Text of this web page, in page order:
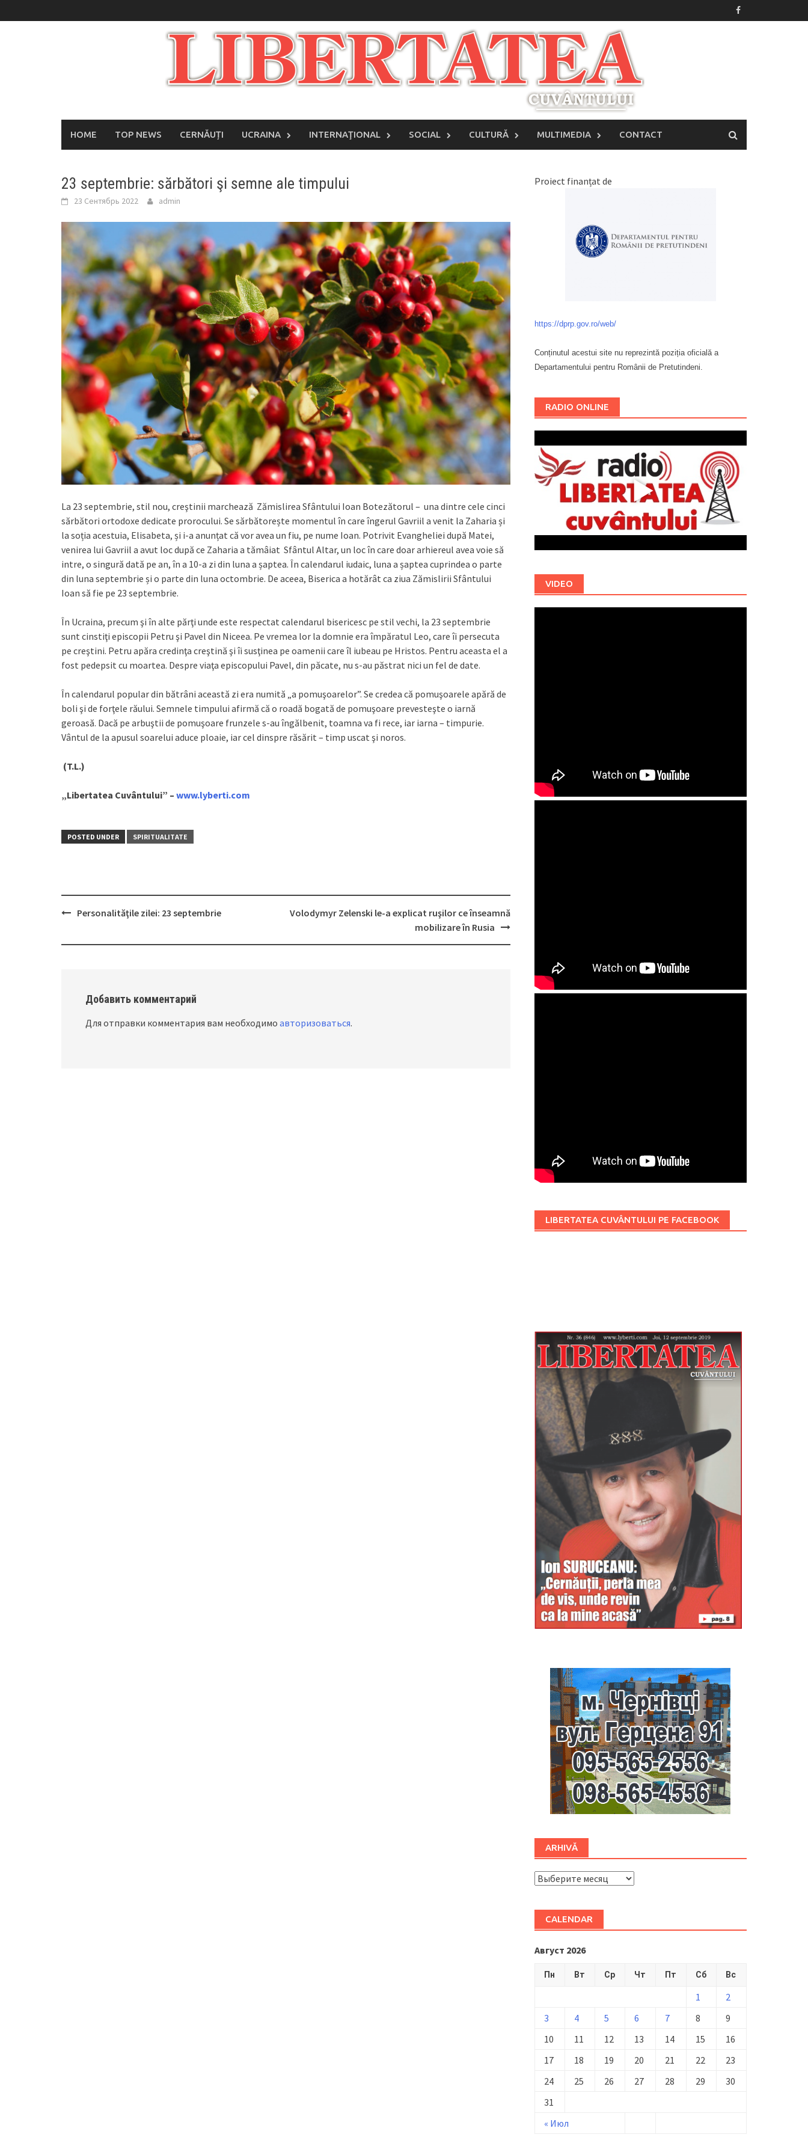
to
HOME TOP NEWS CERNĂUȚI UCRAINA INTERNAŢIONAL SOCIAL CULTURĂ MULTIMEDIA CONTACT
23 septembrie: sărbători şi semne ale timpului
23 Сентябрь 2022 admin
La 23 septembrie, stil nou, creştinii marchează Zămislirea Sfântului Ioan Botezătorul – una dintre cele cinci
sărbători ortodoxe dedicate prorocului. Se sărbătorește momentul în care îngerul Gavriil a venit la Zaharia și
la soția acestuia, Elisabeta, și i-a anunțat că vor avea un fiu, pe nume Ioan. Potrivit Evangheliei după Matei,
venirea lui Gavriil a avut loc după ce Zaharia a tămâiat Sfântul Altar, un loc în care doar arhiereul avea voie să
intre, o singură dată pe an, în a 10-a zi din luna a șaptea. În calendarul iudaic, luna a șaptea cuprindea o parte
din luna septembrie și o parte din luna octombrie. De aceea, Biserica a hotărât ca ziua Zămislirii Sfântului
Ioan să fie pe 23 septembrie.
În Ucraina, precum şi în alte părţi unde este respectat calendarul bisericesc pe stil vechi, la 23 septembrie
sunt cinstiţi episcopii Petru şi Pavel din Niceea. Pe vremea lor la domnie era împăratul Leo, care îi persecuta
pe creştini. Petru apăra credinţa creştină şi îi susţinea pe oamenii care îl iubeau pe Hristos. Pentru aceasta el a
fost pedepsit cu moartea. Despre viaţa episcopului Pavel, din păcate, nu s-au păstrat nici un fel de date.
În calendarul popular din bătrâni această zi era numită „a pomuşoarelor”. Se credea că pomuşoarele apără de
boli şi de forţele răului. Semnele timpului afirmă că o roadă bogată de pomuşoare prevesteşte o iarnă
geroasă. Dacă pe arbuştii de pomuşoare frunzele s-au îngălbenit, toamna va fi rece, iar iarna – timpurie.
Vântul de la apusul soarelui aduce ploaie, iar cel dinspre răsărit – timp uscat şi noros.
(T.L.)
„Libertatea Cuvântului” – www.lyberti.com
POSTED UNDER SPIRITUALITATE
navigation
Personalităţile zilei: 23 septembrie
Volodymyr Zelenski le-a explicat ruşilor ce înseamnă
mobilizare în Rusia
Добавить комментарий
Для отправки комментария вам необходимо авторизоваться.
Proiect finanțat de
https://dprp.gov.ro/web/
Conținutul acestui site nu reprezintă poziția oficială a
Departamentului pentru Românii de Pretutindeni.
RADIO ONLINE
VIDEO
LIBERTATEA CUVÂNTULUI PE FACEBOOK
ARHIVĂ
ARHIVĂ
CALENDAR
Август 2026
Пн Вт Ср Чт Пт Сб Вс
« Июл
1
2
3
4 5 6 7 8
9
10
11 12 13 14 15
16
17
18 19 20 21 22
23
24
25 26 27 28 29
30
31